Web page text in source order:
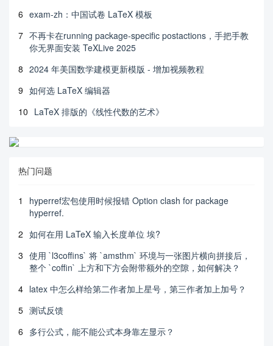
6 exam-zh：中国试卷 LaTeX 模板
7 不再卡在running package-specific postactions，手把手教
你无界面安装 TeXLive 2025
8 2024 年美国数学建模更新模版 - 增加视频教程
9 如何选 LaTeX 编辑器
10 LaTeX 排版的《线性代数的艺术》
热门问题
1
hyperref宏包使用时候报错 Option clash for package
hyperref.
2 如何在用 LaTeX 输入长度单位 埃?
3 使用 `l3coffins` 将 `amsthm` 环境与一张图片横向拼接后，
整个 `coffin` 上方和下方会附带额外的空隙，如何解决？
4 latex 中怎么样给第二作者加上星号，第三作者加上加号？
5 测试反馈
6 多行公式，能不能公式本身靠左显示？